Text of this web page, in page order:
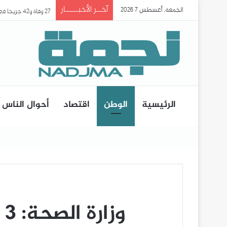
الجمعة, أغسطس 7 2026 آخــر الأخبـــــار 27 وفاة و42 جريحا في حادث انقلاب حافلة ببومرداس..
الرئيسية الوطن اقتصاد أحوال الناس
وزارة الصحة: 3 وفيات و153 إصابة جديدة بفيروس كورونا